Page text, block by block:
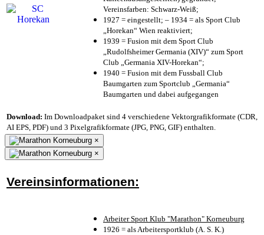
Vereinsfarben: Schwarz-Weiß;
1927 = eingestellt; – 1934 = als Sport Club
„Horekan“ Wien reaktiviert;
1939 = Fusion mit dem Sport Club
„Rudolfsheimer Germania (XIV)“ zum Sport
Club „Germania XIV-Horekan“;
1940 = Fusion mit dem Fussball Club
Baumgarten zum Sportclub „Germania“
Baumgarten und dabei aufgegangen
Download: Im Downloadpaket sind 4 verschiedene Vektorgrafikformate (CDR,
AI EPS, PDF) und 3 Pixelgrafikformate (JPG, PNG, GIF) enthalten.
×
×
Vereinsinformationen:
Arbeiter Sport Klub "Marathon" Korneuburg
1926 = als Arbeitersportklub (A. S. K.)